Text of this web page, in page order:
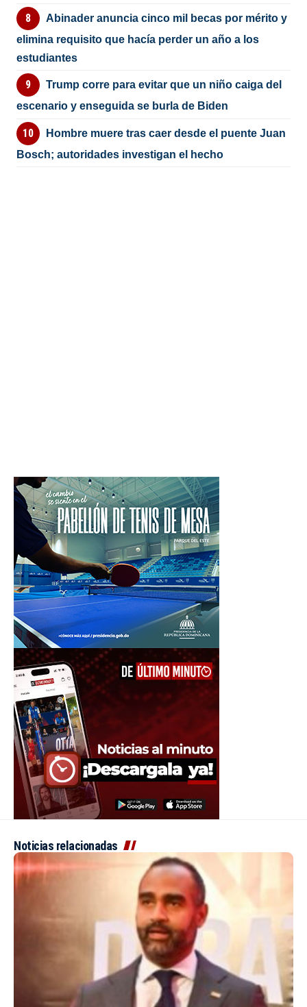
Abinader anuncia cinco mil becas por mérito y
elimina requisito que hacía perder un año a los
estudiantes
Trump corre para evitar que un niño caiga del
escenario y enseguida se burla de Biden
Hombre muere tras caer desde el puente Juan
Bosch; autoridades investigan el hecho
Noticias relacionadas